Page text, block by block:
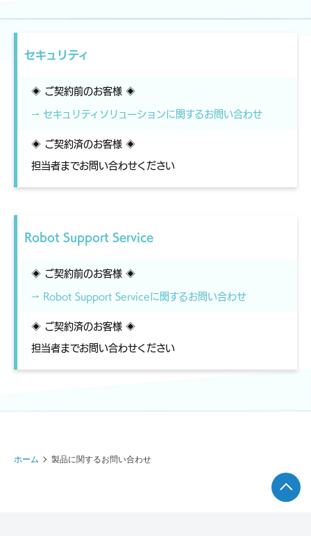
セキュリティ
◈ ご契約前のお客様 ◈
⇀ セキュリティソリューションに関するお問い合わせ
◈ ご契約済のお客様 ◈
担当者までお問い合わせください
Robot Support Service
◈ ご契約前のお客様 ◈
⇀ Robot Support Serviceに関するお問い合わせ
◈ ご契約済のお客様 ◈
担当者までお問い合わせください
ホーム 製品に関するお問い合わせ